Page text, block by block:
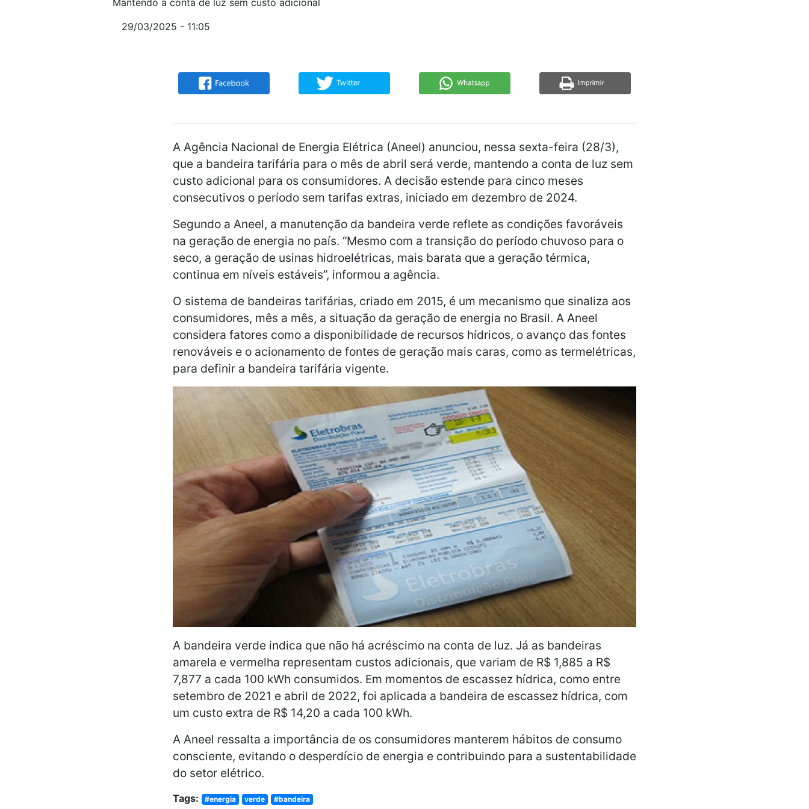
Mantendo a conta de luz sem custo adicional
29/03/2025 - 11:05
A Agência Nacional de Energia Elétrica (Aneel) anunciou, nessa sexta-feira (28/3),
que a bandeira tarifária para o mês de abril será verde, mantendo a conta de luz sem
custo adicional para os consumidores. A decisão estende para cinco meses
consecutivos o período sem tarifas extras, iniciado em dezembro de 2024.
Segundo a Aneel, a manutenção da bandeira verde reflete as condições favoráveis
na geração de energia no país. “Mesmo com a transição do período chuvoso para o
seco, a geração de usinas hidroelétricas, mais barata que a geração térmica,
continua em níveis estáveis”, informou a agência.
O sistema de bandeiras tarifárias, criado em 2015, é um mecanismo que sinaliza aos
consumidores, mês a mês, a situação da geração de energia no Brasil. A Aneel
considera fatores como a disponibilidade de recursos hídricos, o avanço das fontes
renováveis e o acionamento de fontes de geração mais caras, como as termelétricas,
para definir a bandeira tarifária vigente.
A bandeira verde indica que não há acréscimo na conta de luz. Já as bandeiras
amarela e vermelha representam custos adicionais, que variam de R$ 1,885 a R$
7,877 a cada 100 kWh consumidos. Em momentos de escassez hídrica, como entre
setembro de 2021 e abril de 2022, foi aplicada a bandeira de escassez hídrica, com
um custo extra de R$ 14,20 a cada 100 kWh.
A Aneel ressalta a importância de os consumidores manterem hábitos de consumo
consciente, evitando o desperdício de energia e contribuindo para a sustentabilidade
do setor elétrico.
Tags: #energia verde #bandeira